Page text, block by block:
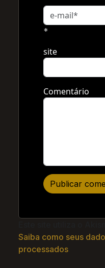
*
site
Comentário
Saiba como seus
processados